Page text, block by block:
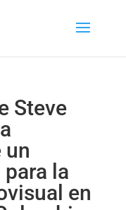
Steve
un
la
en